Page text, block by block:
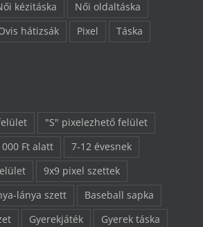
kézitáska
Női oldaltáska
hátizsák Pixel Táska
"S" pixelezhető felület
000 Ft alatt
7-12 évesnek
9x9 pixel szettek
lánya szett
Baseball sapka
Gyerekjáték
Gyerek táska